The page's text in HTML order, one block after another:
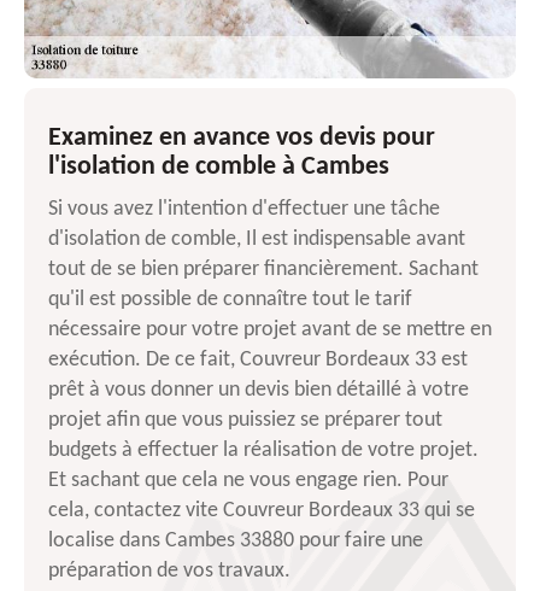
Examinez en avance vos devis pour
l'isolation de comble à Cambes
Si vous avez l'intention d'effectuer une tâche
d'isolation de comble, Il est indispensable avant
tout de se bien préparer financièrement. Sachant
qu'il est possible de connaître tout le tarif
nécessaire pour votre projet avant de se mettre en
exécution. De ce fait, Couvreur Bordeaux 33 est
prêt à vous donner un devis bien détaillé à votre
projet afin que vous puissiez se préparer tout
budgets à effectuer la réalisation de votre projet.
Et sachant que cela ne vous engage rien. Pour
cela, contactez vite Couvreur Bordeaux 33 qui se
localise dans Cambes 33880 pour faire une
préparation de vos travaux.